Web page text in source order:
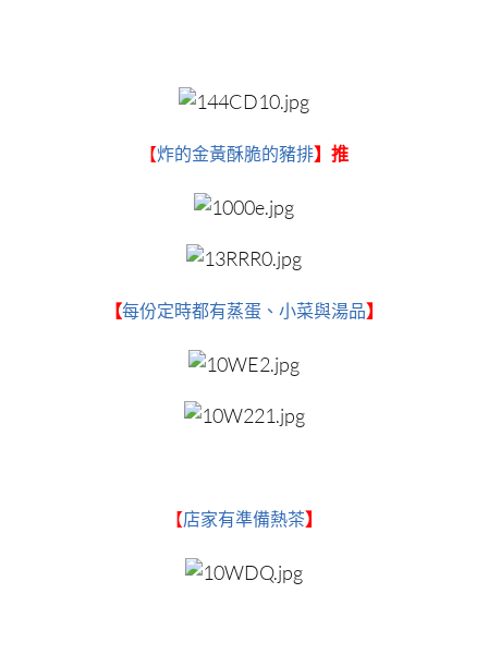
【炸的金黃酥脆的豬排】推
【每份定時都有蒸蛋、小菜與湯品】
【店家有準備熱茶】